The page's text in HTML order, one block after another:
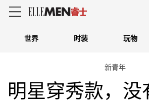
世界 时装 玩物
新青年
明星穿秀款，没